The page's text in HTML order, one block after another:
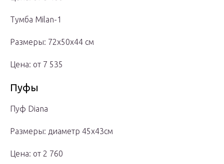
Тумба Milan-1
Размеры: 72х50х44 см
Цена: от 7 535
Пуфы
Пуф Diana
Размеры: диаметр 45х43см
Цена: от 2 760